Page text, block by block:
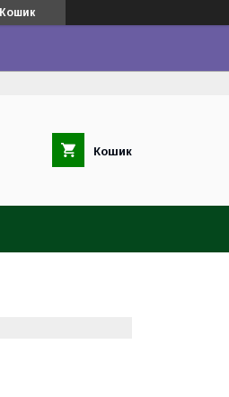
Кошик
Кошик